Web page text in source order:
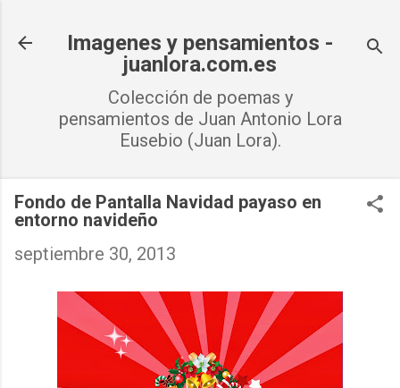
Imagenes y pensamientos -
juanlora.com.es
Colección de poemas y
pensamientos de Juan Antonio Lora
Eusebio (Juan Lora).
Fondo de Pantalla Navidad payaso en
entorno navideño
septiembre 30, 2013